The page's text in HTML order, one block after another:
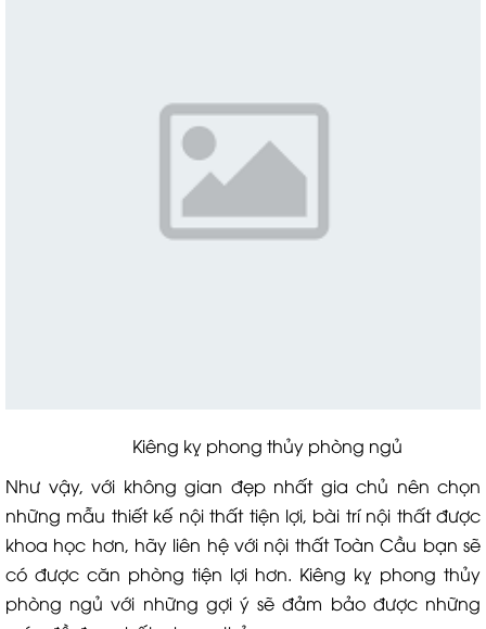
Kiêng kỵ phong thủy phòng ngủ
Như vậy, với không gian đẹp nhất gia chủ nên chọn
những mẫu thiết kế nội thất tiện lợi, bài trí nội thất được
khoa học hơn, hãy liên hệ với nội thất Toàn Cầu bạn sẽ
có được căn phòng tiện lợi hơn. Kiêng kỵ phong thủy
phòng ngủ với những gợi ý sẽ đảm bảo được những